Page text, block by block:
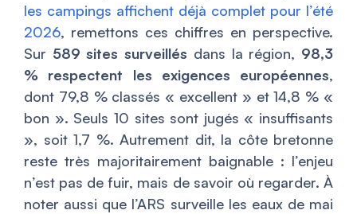
les campings affichent déjà complet pour l’été
2026, remettons ces chiffres en perspective.
Sur 589 sites surveillés dans la région, 98,3
% respectent les exigences européennes,
dont 79,8 % classés « excellent » et 14,8 % «
bon ». Seuls 10 sites sont jugés « insuffisants
», soit 1,7 %. Autrement dit, la côte bretonne
reste très majoritairement baignable : l’enjeu
n’est pas de fuir, mais de savoir où regarder. À
noter aussi que l’ARS surveille les eaux de mai